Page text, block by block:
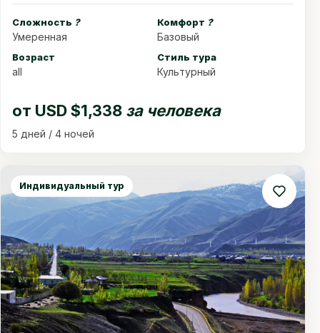
Сложность ?
Умеренная
Комфорт ?
Базовый
Возраст
all
Стиль тура
Культурный
от USD $1,338 за человека
5 дней / 4 ночей
Индивидуальный тур